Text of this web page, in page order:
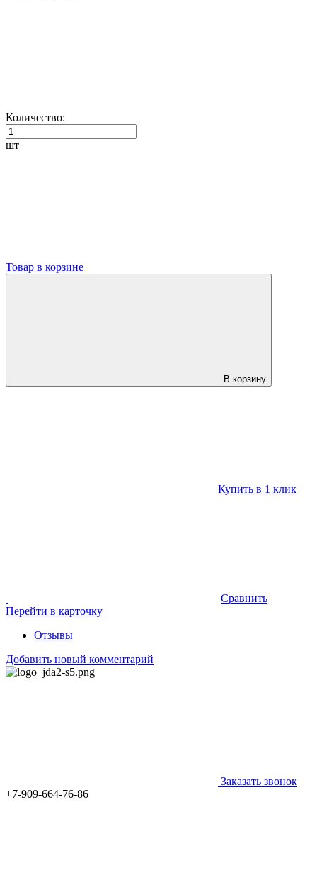
Количество:
шт
Товар в корзине
В корзину
Купить в 1 клик
Сравнить
Перейти в карточку
Отзывы
Добавить новый комментарий
Заказать звонок
+7-909-664-76-86